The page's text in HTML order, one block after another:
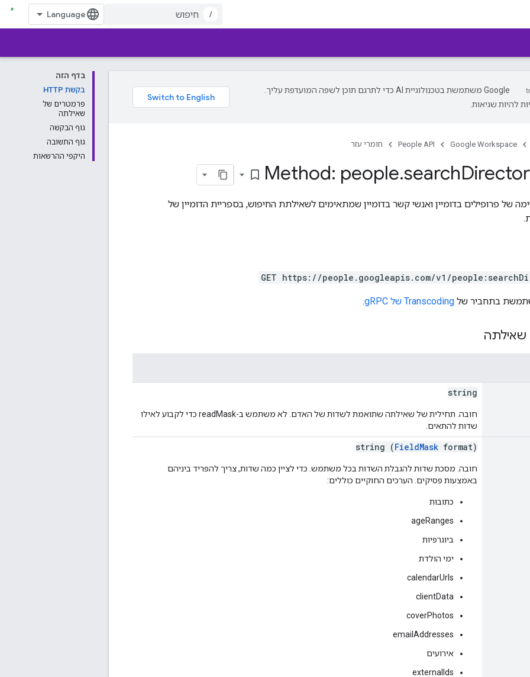
/
בדף הזה
בקשת HTTP
פרמטרים של
שאילתה
גוף הבקשה
גוף התשובה
היקפי ההרשאות
‫Google משתמשת בטכנולוגיית AI כדי לתרגם תוכן לשפה המועדפת עליך.
להיות שגיאות.
Google Workspace
People API חומרי עזר
Method: people.search
bookmark_border
של פרופילים בדומיין ואנשי קשר בדומיין שמתאימים לשאילתת החיפוש, בספריית הדומיין של
GET https://people.googleapis.com/v1/
Transcoding של gRPC .
string
חובה. תחילית של שאילתה שתואמת לשדות של האדם. לא משתמש ב-readMask כדי לקבוע לאילו
שדות להתאים.
string (FieldMask format)
חובה. מסכת שדות להגבלת השדות בכל משתמש. כדי לציין כמה שדות, צריך להפריד ביניהם
באמצעות פסיקים. הערכים החוקיים כוללים:
כתובות
ageRanges
ביוגרפיות
ימי הולדת
calendarUrls
clientData
coverPhotos
emailAddresses
אירועים
externalIds